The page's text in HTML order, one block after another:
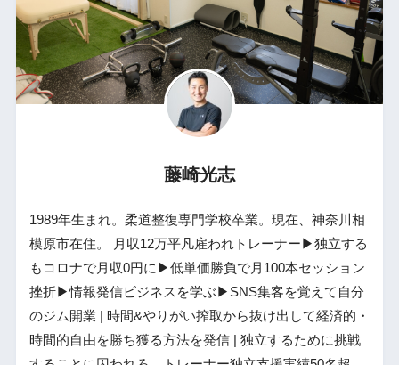
藤崎光志
1989年生まれ。柔道整復専門学校卒業。現在、神奈川相
模原市在住。 月収12万平凡雇われトレーナー▶独立する
もコロナで月収0円に▶低単価勝負で月100本セッション
挫折▶情報発信ビジネスを学ぶ▶SNS集客を覚えて自分
のジム開業 | 時間&やりがい搾取から抜け出して経済的・
時間的自由を勝ち獲る方法を発信 | 独立するために挑戦